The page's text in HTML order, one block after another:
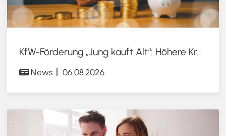
KfW-Förderung „Jung kauft Alt“: Höhere Kredite ab August 2026
News 06.08.2026